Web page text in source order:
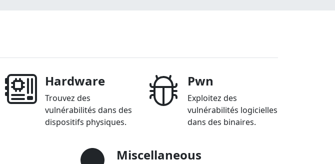
Hardware
Trouvez des
vulnérabilités dans des
dispositifs physiques.
Pwn
Exploitez des
vulnérabilités logicielles
dans des binaires.
Miscellaneous